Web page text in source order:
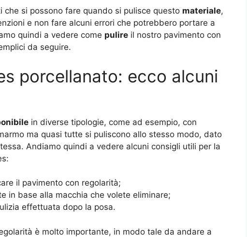
si possono fare quando si pulisce questo materiale,
e non fare alcuni errori che potrebbero portare a
quindi a vedere come pulire il nostro pavimento con
da seguire.
porcellanato: ecco alcuni
in diverse tipologie, come ad esempio, con
ma quasi tutte si puliscono allo stesso modo, dato
Andiamo quindi a vedere alcuni consigli utili per la
il pavimento con regolarità;
in base alla macchia che volete eliminare;
effettuata dopo la posa.
è molto importante, in modo tale da andare a